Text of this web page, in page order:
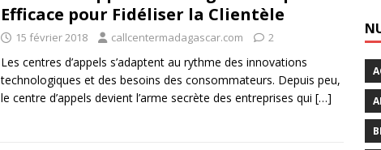
Efficace pour Fidéliser la Clientèle
15 février 2018 callcentermadagascar.com 2
Les centres d’appels s’adaptent au rythme des innovations
technologiques et des besoins des consommateurs. Depuis peu,
le centre d’appels devient l’arme secrète des entreprises qui […]